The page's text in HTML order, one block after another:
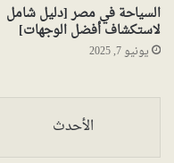
السياحة في مصر [دليل شامل
لاستكشاف أفضل الوجهات]
يونيو 7, 2025
الأحدث